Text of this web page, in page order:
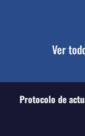
Ver
Protocolo de